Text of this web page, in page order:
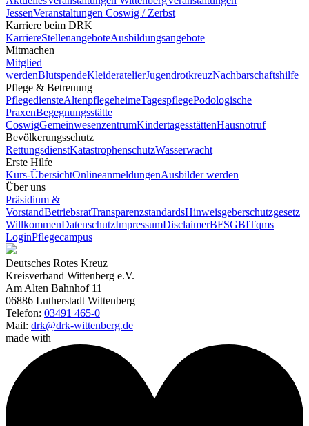
JessenVeranstaltungen Coswig / Zerbst
Karriere beim DRK
KarriereStellenangeboteAusbildungsangebote
Mitmachen
Mitglied
werdenBlutspendeKleideratelierJugendrotkreuzNachbarschaftshilfe
Pflege & Betreuung
PflegediensteAltenpflegeheimeTagespflegePodologische
PraxenBegegnungsstätte
CoswigGemeinwesenzentrumKindertagesstättenHausnotruf
Bevölkerungsschutz
RettungsdienstKatastrophenschutzWasserwacht
Erste Hilfe
Kurs-ÜbersichtOnlineanmeldungenAusbilder werden
Über uns
Präsidium &
VorstandBetriebsratTransparenzstandardsHinweisgeberschutzgesetz
WillkommenDatenschutzImpressumDisclaimerBFSGBITqms
LoginPflegecampus
Deutsches Rotes Kreuz
Kreisverband Wittenberg e.V.
Am Alten Bahnhof 11
06886 Lutherstadt Wittenberg
Telefon: 03491 465-0
Mail: drk@drk-wittenberg.de
made with